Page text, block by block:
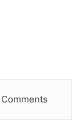
Comments